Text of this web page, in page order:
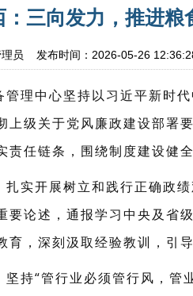
：三向发力，推进
理员 发布时间：2026-05-26
理中心坚持以习近平新时
上级关于党风廉政建设部署
责任链条，围绕制度建设健
实开展树立和践行正确政
要论述，通报学习中央及省
育，深刻汲取经验教训，引
持“管行业必须管行风，管